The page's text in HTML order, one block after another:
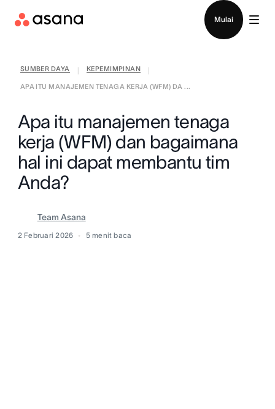
Mulai
SUMBER DAYA KEPEMIMPINAN
APA ITU MANAJEMEN TENAGA KERJA (WFM) DA ...
Apa itu manajemen tenaga
kerja (WFM) dan bagaimana
hal ini dapat membantu tim
Anda?
Team Asana
2 Februari 2026 5 menit baca